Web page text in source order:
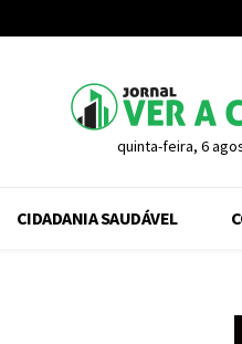
quinta-feira, 6
CIDADANIA SAUDÁVEL